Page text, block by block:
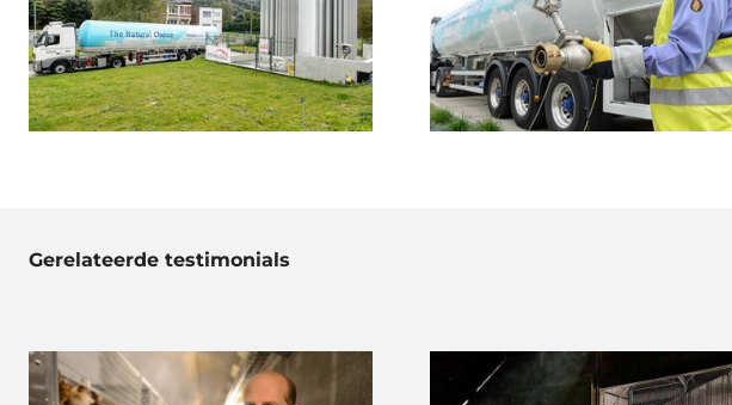
Gerelateerde testimonials